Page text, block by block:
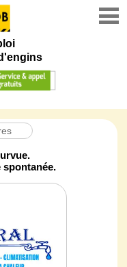
spontanée.